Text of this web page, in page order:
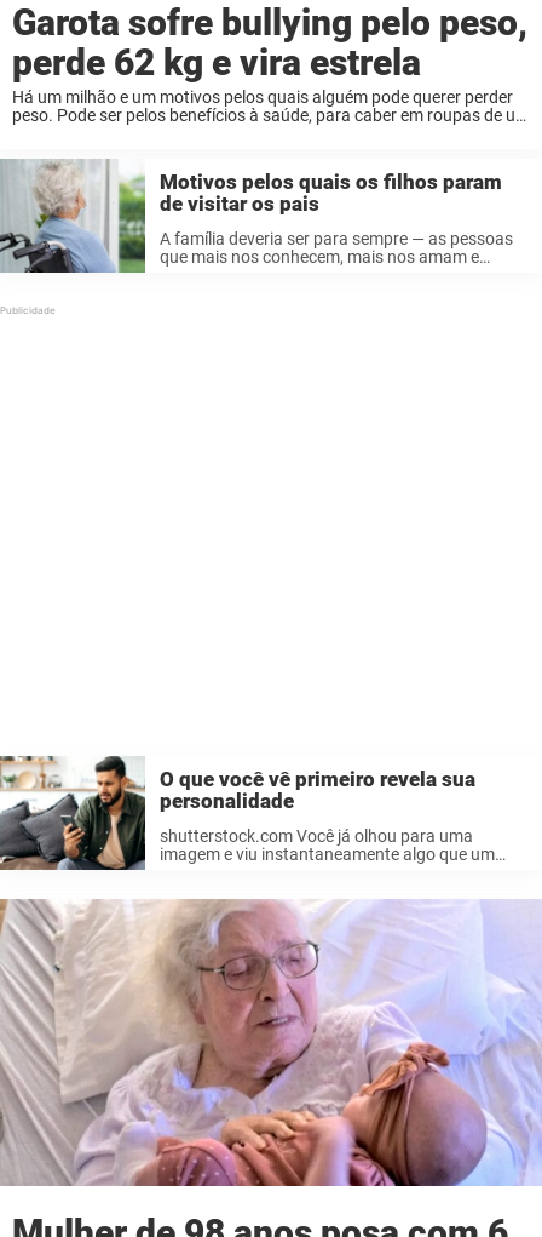
Garota sofre bullying pelo peso,
perde 62 kg e vira estrela
Há um milhão e um motivos pelos quais alguém pode querer perder
peso. Pode ser pelos benefícios à saúde, para caber em roupas de um
Motivos pelos quais os filhos param
de visitar os pais
A família deveria ser para sempre — as pessoas
que mais nos conhecem, mais nos amam e
O que você vê primeiro revela sua
personalidade
shutterstock.com Você já olhou para uma
imagem e viu instantaneamente algo que um
conceito abstrato. Acredite ou não, ...